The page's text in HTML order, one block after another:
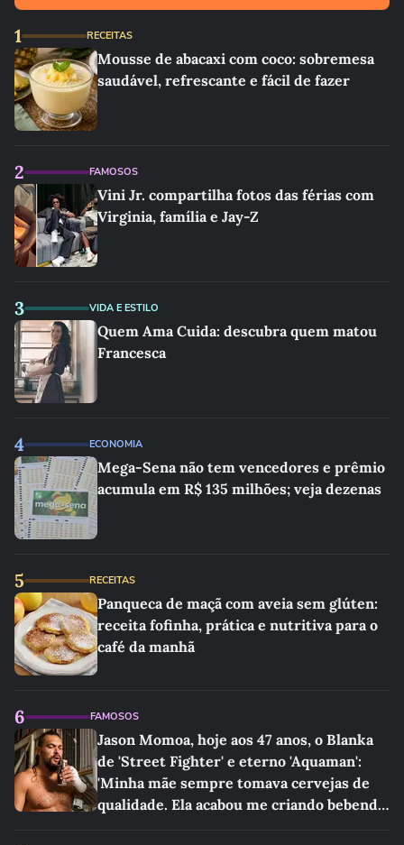
1 RECEITAS
Mousse de abacaxi com coco: sobremesa
saudável, refrescante e fácil de fazer
2 FAMOSOS
Vini Jr. compartilha fotos das férias com
Virginia, família e Jay-Z
3 VIDA E ESTILO
Quem Ama Cuida: descubra quem matou
Francesca
4 ECONOMIA
Mega-Sena não tem vencedores e prêmio
acumula em R$ 135 milhões; veja dezenas
5 RECEITAS
Panqueca de maçã com aveia sem glúten:
receita fofinha, prática e nutritiva para o
café da manhã
6 FAMOSOS
Jason Momoa, hoje aos 47 anos, o Blanka
de 'Street Fighter' e eterno 'Aquaman':
'Minha mãe sempre tomava cervejas de
qualidade. Ela acabou me criando bebendo